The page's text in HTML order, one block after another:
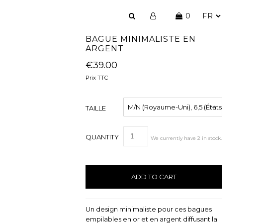
0
BAGUE MINIMALISTE EN
ARGENT
€39.00
Prix TTC
TAILLE
QUANTITY We currently have 2 in stock.
Un design minimaliste pour ces bagues
empilables en or et en argent diffusant la